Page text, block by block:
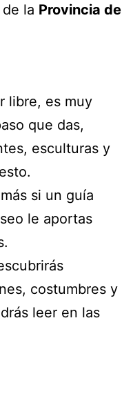
la Provincia de
libre, es muy
que das,
esculturas y
si un guía
le aportas
costumbres y
leer en las